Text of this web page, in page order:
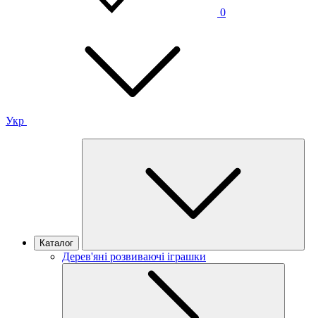
0
Укр
Каталог
Дерев'яні розвиваючі іграшки